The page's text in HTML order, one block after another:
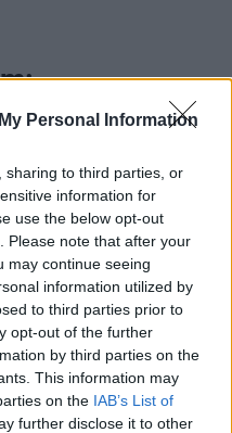
Personal Information
sharing to third parties, or
information for
use the below opt-out
Please note that after your
may continue seeing
information utilized by
to third parties prior to
opt-out of the further
by third parties on the
This information may
on the IAB’s List of
further disclose it to other
alapon
alapon megadott
- tudatta a
az MTI-
a vizsgálatok